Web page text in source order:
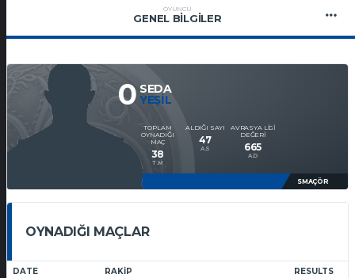
OYUNCU
GENEL BILGILER
0 SEDA
YEŞIL
TOPLAM
OYNADIĞI
MAÇ
38
T.M
ALDIĞI SAYI
47
A.S
AVRASYA LIGI
DEĞERI
665
A.D
SMAÇÖR
OYNADIĞI MAÇLAR
DATE RAKIP RESULTS